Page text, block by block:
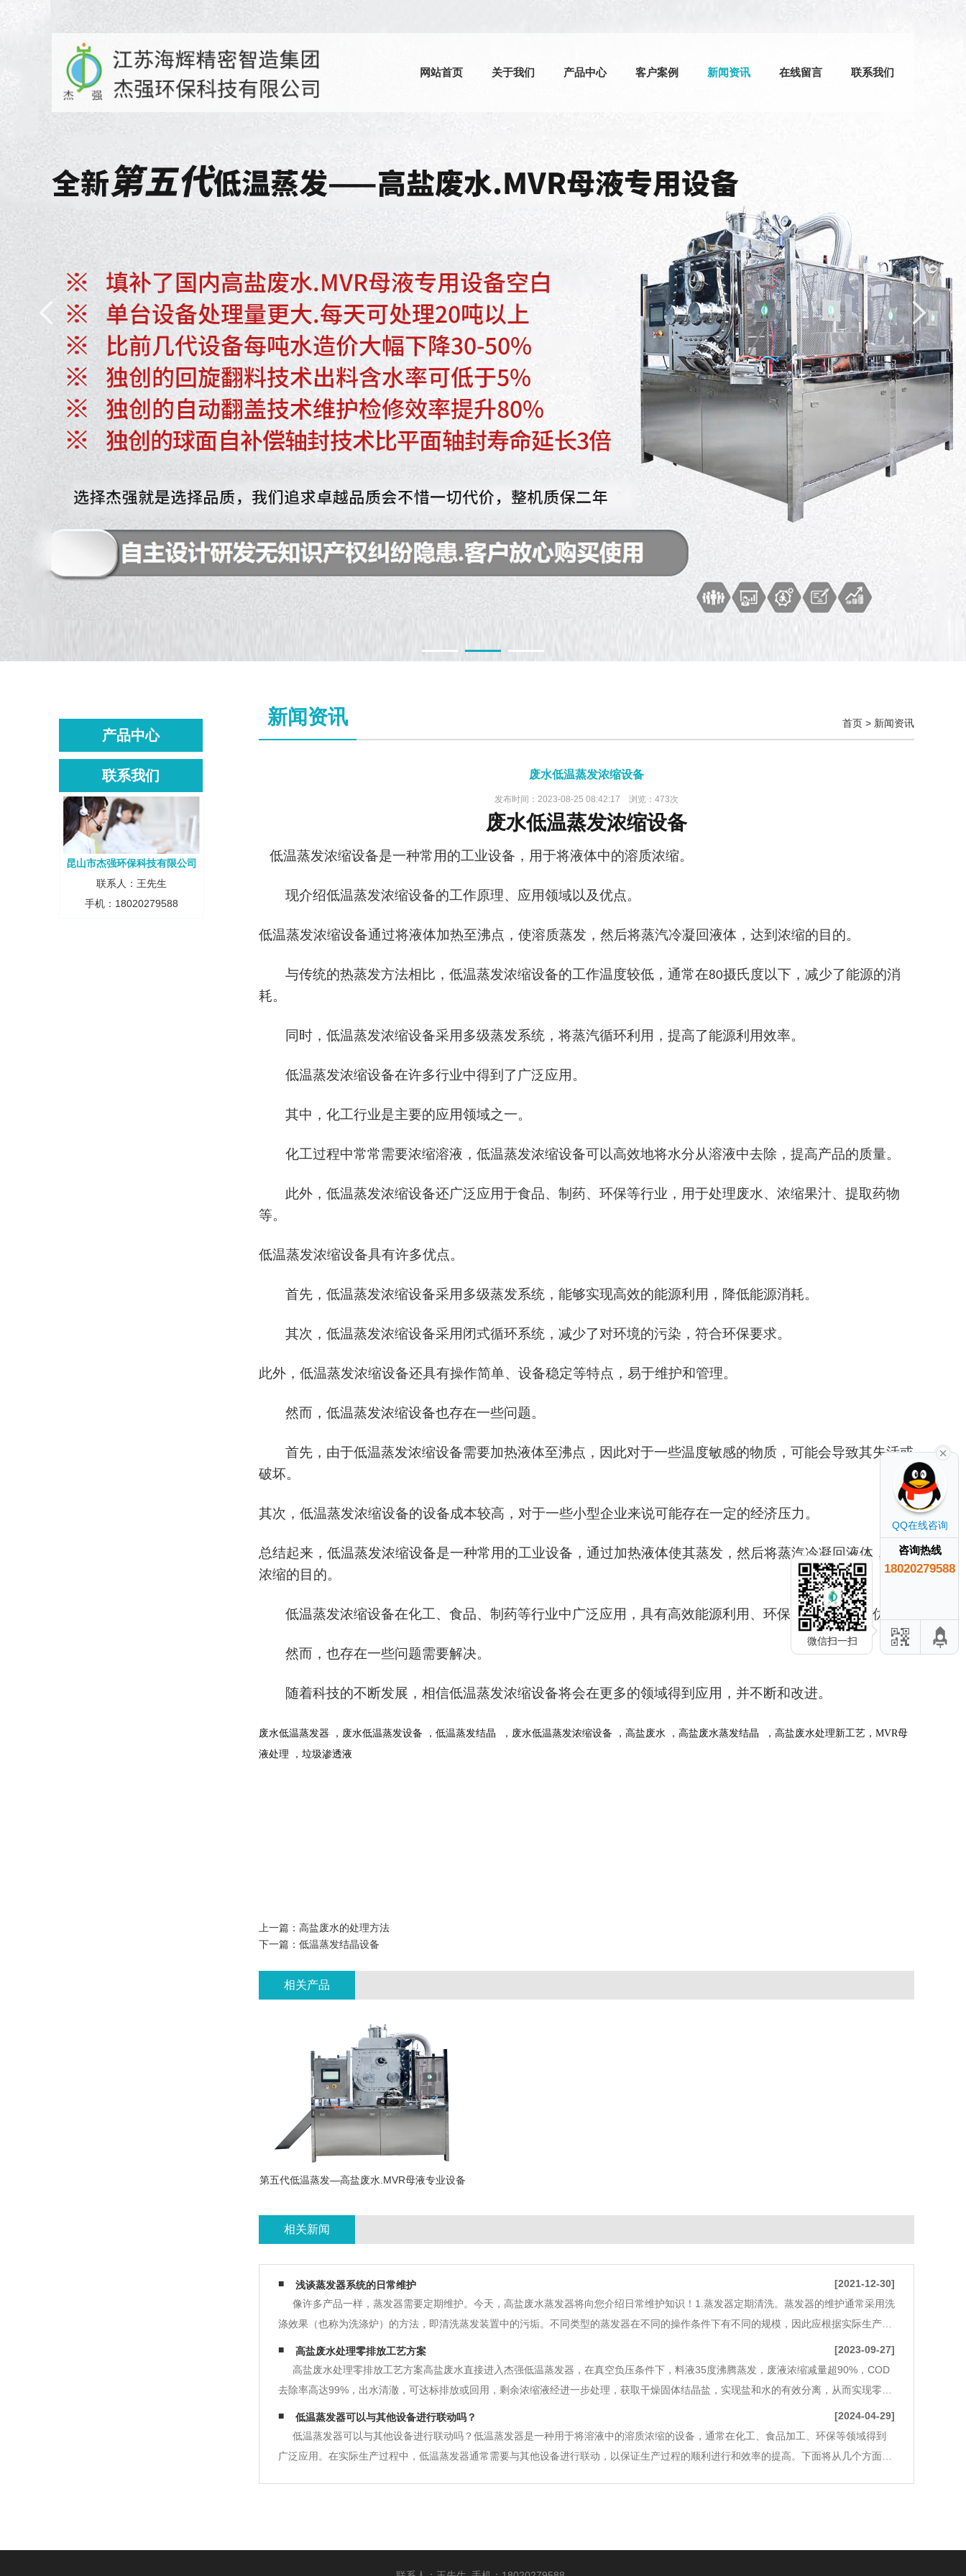
网站首页 关于我们 产品中心 客户案例 新闻资讯 在线留言 联系我们
1 2 3
产品中心
联系我们
昆山市杰强环保科技有限公司
联系人：王先生
手机：18020279588
新闻资讯 首页 > 新闻资讯
废水低温蒸发浓缩设备
发布时间：2023-08-25 08:42:17 浏览：473次
废水低温蒸发浓缩设备
低温蒸发浓缩设备是一种常用的工业设备，用于将液体中的溶质浓缩。
现介绍低温蒸发浓缩设备的工作原理、应用领域以及优点。
低温蒸发浓缩设备通过将液体加热至沸点，使溶质蒸发，然后将蒸汽冷凝回液体，达到浓缩的目的。
与传统的热蒸发方法相比，低温蒸发浓缩设备的工作温度较低，通常在80摄氏度以下，减少了能源的消
耗。
同时，低温蒸发浓缩设备采用多级蒸发系统，将蒸汽循环利用，提高了能源利用效率。
低温蒸发浓缩设备在许多行业中得到了广泛应用。
其中，化工行业是主要的应用领域之一。
化工过程中常常需要浓缩溶液，低温蒸发浓缩设备可以高效地将水分从溶液中去除，提高产品的质量。
此外，低温蒸发浓缩设备还广泛应用于食品、制药、环保等行业，用于处理废水、浓缩果汁、提取药物
等。
低温蒸发浓缩设备具有许多优点。
首先，低温蒸发浓缩设备采用多级蒸发系统，能够实现高效的能源利用，降低能源消耗。
其次，低温蒸发浓缩设备采用闭式循环系统，减少了对环境的污染，符合环保要求。
此外，低温蒸发浓缩设备还具有操作简单、设备稳定等特点，易于维护和管理。
然而，低温蒸发浓缩设备也存在一些问题。
首先，由于低温蒸发浓缩设备需要加热液体至沸点，因此对于一些温度敏感的物质，可能会导致其失活或
破坏。
其次，低温蒸发浓缩设备的设备成本较高，对于一些小型企业来说可能存在一定的经济压力。
总结起来，低温蒸发浓缩设备是一种常用的工业设备，通过加热液体使其蒸发，然后将蒸汽冷凝回液体，达到
浓缩的目的。
低温蒸发浓缩设备在化工、食品、制药等行业中广泛应用，具有高效能源利用、环保、操作简单等优点。
然而，也存在一些问题需要解决。
随着科技的不断发展，相信低温蒸发浓缩设备将会在更多的领域得到应用，并不断和改进。
废水低温蒸发器 ，废水低温蒸发设备 ，低温蒸发结晶 ，废水低温蒸发浓缩设备 ，高盐废水 ，高盐废水蒸发结晶 ，高盐废水处理新工艺， MVR母
液处理 ，垃圾渗透液
上一篇： 高盐废水的处理方法
下一篇： 低温蒸发结晶设备
相关产品
第五代低温蒸发—高盐废水.MVR母液专业设备
相关新闻
浅谈蒸发器系统的日常维护
[2021-12-30]
像许多产品一样，蒸发器需要定期维护。今天，高盐废水蒸发器将向您介绍日常维护知识！1.蒸发器定期清洗。蒸发器的维护通常采用洗
涤效果（也称为洗涤炉）的方法，即清洗蒸发装置中的污垢。不同类型的蒸发器在不同的操作条件下有不同的规模，因此应根据实际生产和
经验定期进行清洗。清洗周期的长度与生产强度和蒸汽消耗密切相关。因此，应特别注意操作质量，延长清洗周期。清洗方法分为大清洗和
小清洗。a.大洗。是排出洗涤效果水
高盐废水处理零排放工艺方案
[2023-09-27]
高盐废水处理零排放工艺方案高盐废水直接进入杰强低温蒸发器，在真空负压条件下，料液35度沸腾蒸发，废液浓缩减量超90%，COD
去除率高达99%，出水清澈，可达标排放或回用，剩余浓缩液经进一步处理，获取干燥固体结晶盐，实现盐和水的有效分离，从而实现零排
放。高盐废水的来源及组成：高盐废水是指含有有机物和至少3.5%(质量浓度)的总溶解固体物(TDS)的废水。这种废水来源广泛，除了海水
淡化产生外，其他主要
低温蒸发器可以与其他设备进行联动吗？
[2024-04-29]
低温蒸发器可以与其他设备进行联动吗？低温蒸发器是一种用于将溶液中的溶质浓缩的设备，通常在化工、食品加工、环保等领域得到
广泛应用。在实际生产过程中，低温蒸发器通常需要与其他设备进行联动，以保证生产过程的顺利进行和效率的提高。下面将从几个方面讨
QQ在线咨询
咨询热线
18020279588
微信扫一扫